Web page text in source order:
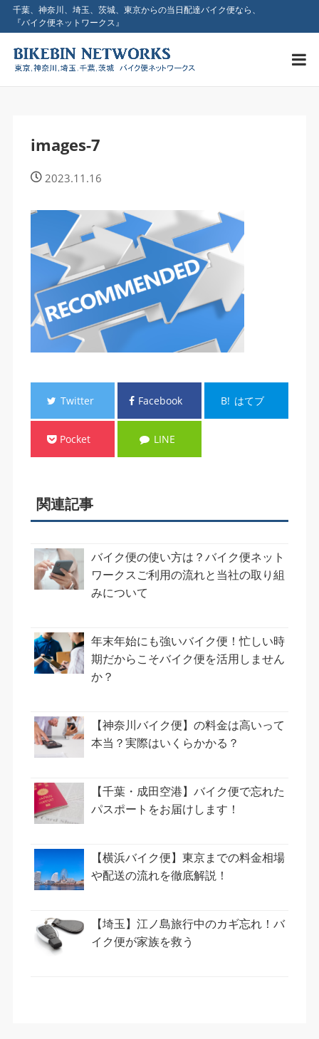
千葉、神奈川、埼玉、茨城、東京からの当日配達バイク便なら、
『バイク便ネットワークス』
images-7
2023.11.16
Twitter Facebook B! はてブ
Pocket LINE
関連記事
バイク便の使い方は？バイク便ネット
ワークスご利用の流れと当社の取り組
みについて
年末年始にも強いバイク便！忙しい時
期だからこそバイク便を活用しません
か？
【神奈川バイク便】の料金は高いって
本当？実際はいくらかかる？
【千葉・成田空港】バイク便で忘れた
パスポートをお届けします！
【横浜バイク便】東京までの料金相場
や配送の流れを徹底解説！
【埼玉】江ノ島旅行中のカギ忘れ！バ
イク便が家族を救う